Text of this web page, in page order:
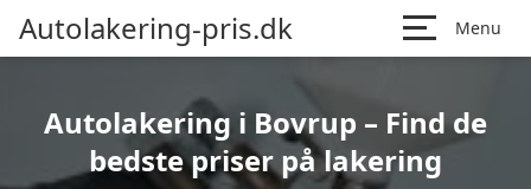
Autolakering-pris.dk Menu
Autolakering i Bovrup – Find de
bedste priser på lakering